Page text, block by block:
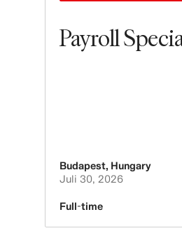
Payroll
Budapest, Hungary
Juli 30, 2026
Full-time